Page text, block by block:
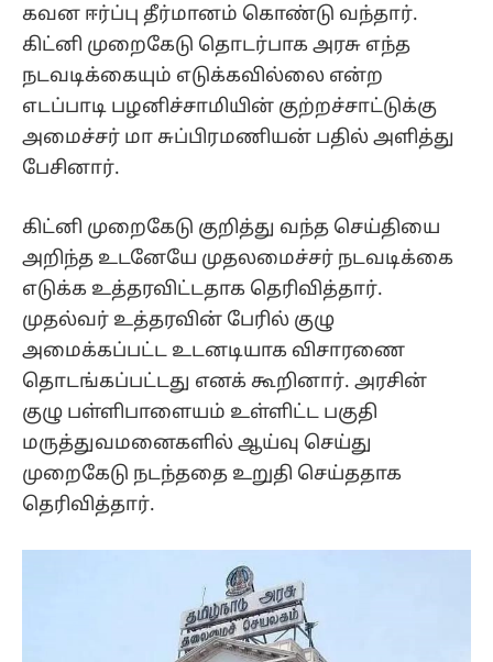
கவன ஈர்ப்பு தீர்மானம் கொண்டு வந்தார்.
கிட்னி முறைகேடு தொடர்பாக அரசு எந்த
நடவடிக்கையும் எடுக்கவில்லை என்ற
எடப்பாடி பழனிச்சாமியின் குற்றச்சாட்டுக்கு
அமைச்சர் மா சுப்பிரமணியன் பதில் அளித்து
பேசினார்.
கிட்னி முறைகேடு குறித்து வந்த செய்தியை
அறிந்த உடனேயே முதலமைச்சர் நடவடிக்கை
எடுக்க உத்தரவிட்டதாக தெரிவித்தார்.
முதல்வர் உத்தரவின் பேரில் குழு
அமைக்கப்பட்ட உடனடியாக விசாரணை
தொடங்கப்பட்டது எனக் கூறினார். அரசின்
குழு பள்ளிபாளையம் உள்ளிட்ட பகுதி
மருத்துவமனைகளில் ஆய்வு செய்து
முறைகேடு நடந்ததை உறுதி செய்ததாக
தெரிவித்தார்.